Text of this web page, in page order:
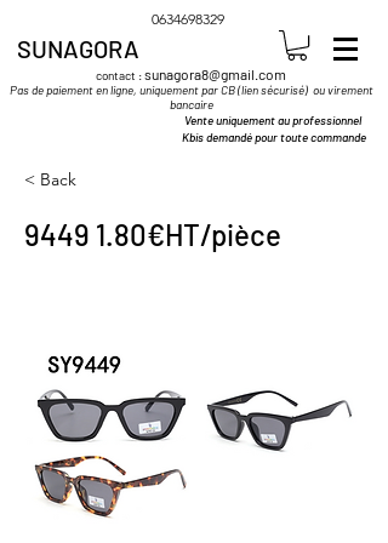
0634698329
SUNAGORA
contact :sunagora8@gmail.com
Pas de paiement en ligne, uniquement par CB (lien sécurisé) ou virement
bancaire
Vente uniquement au professionnel
Kbis demandé pour toute commande
< Back
9449 1.80€HT/pièce